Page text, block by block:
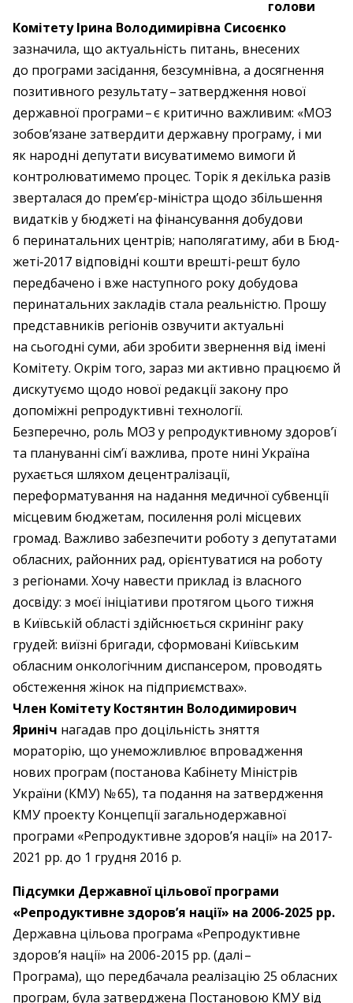
голови
Комітету Ірина Володимирівна Сисоєнко
зазначила, що актуальність питань, внесених
до програми засідання, безсумнівна, а досягнення
позитивного результату – ​затвердження нової
державної програми – ​є критично важливим: «МОЗ
зобов’язане затвердити державну програму, і ми
як народні депутати висуватимемо вимоги й
контролюватимемо процес. Торік я декілька разів
зверталася до прем’єр-міністра щодо збільшення
видатків у бюджеті на фінансування добудови
6 перинатальних центрів; наполягатиму, аби в Бюд­
жеті‑2017 відповідні кошти врешті-решт було
передбачено і вже наступного року добудова
перинатальних закладів стала реальністю. Прошу
представників регіонів озвучити актуальні
на сьогодні суми, аби зробити звернення від імені
Комітету. Окрім того, зараз ми активно працюємо й
дискутуємо щодо нової редакції закону про
допоміжні репродуктивні технології.
Безперечно, роль МОЗ у репродуктивному здоров’ї
та плануванні сім’ї важлива, проте нині Україна
рухається шляхом децентралізації,
переформатування на надання медичної субвенції
місцевим бюджетам, посилення ролі місцевих
громад. Важливо забезпечити роботу з депутатами
обласних, районних рад, орієнтуватися на роботу
з регіонами. Хочу навести приклад із власного
досвіду: з моєї ініціативи протягом цього тижня
в Київській області здійснюється скринінг раку
грудей: виїзні бригади, сформовані Київським
обласним онкологічним диспансером, проводять
обстеження жінок на підприємствах».
Член Комітету Костянтин Володимирович
Яриніч нагадав про доцільність зняття
мораторію, що унеможливлює впровадження
нових програм (постанова Кабінету Міністрів
України (КМУ) № 65), та подання на затвердження
КМУ проекту Концепції загальнодержавної
програми «Репродуктивне здоров’я нації» на 2017-
2021 рр. до 1 грудня 2016 р.
Підсумки Державної цільової програми
«Репродуктивне здоров’я нації» на 2006-2025 рр.
Державна цільова програма «Репродуктивне
здоров’я нації» на 2006-2015 рр. (далі – ​
Програма), що передбачала реалізацію 25 обласних
програм, була затверджена Постановою КМУ від